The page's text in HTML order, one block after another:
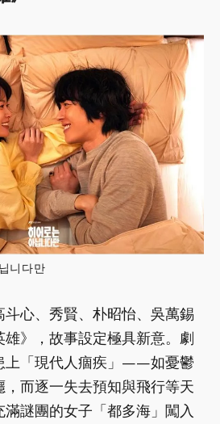
니다만
斗心、秀賢、朴昭怡、吳萬錫
》，故事設定極具新意。劇
上「現代人痼疾」——如憂鬱
而逐一失去預知與飛行等天
謎團的女子「都多海」闖入